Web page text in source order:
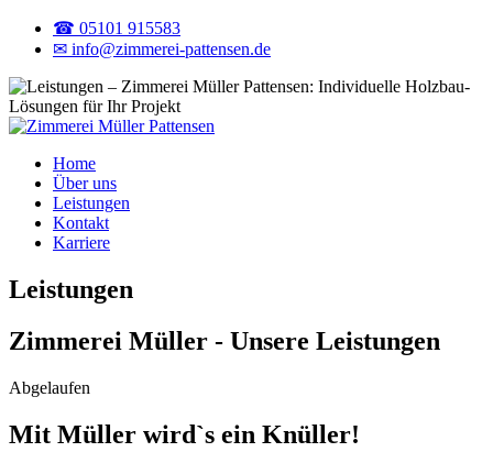
☎ 05101 915583
✉ info@zimmerei-pattensen.de
Home
Über uns
Leistungen
Kontakt
Karriere
Leistungen
Zimmerei Müller - Unsere Leistungen
Abgelaufen
Mit Müller wird`s ein Knüller!